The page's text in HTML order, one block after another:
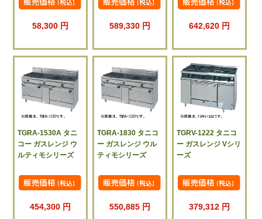
58,300 円 589,330 円 642,620 円
TGRA-1530A タニ
コー ガスレンジ ウ
ルティモシリーズ
454,300 円
TGRA-1830 タニコ
ー ガスレンジ ウル
ティモシリーズ
550,885 円
TGRV-1222 タニコ
ー ガスレンジ Vシリ
ーズ
379,312 円